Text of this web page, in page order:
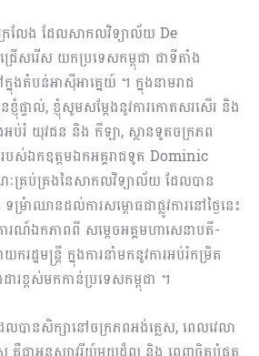
ៃលែង​ ដែល​សាកលវិទ្យាល័យ De
សរើស យកប្រទេសកម្ពុជា ជាទីតាំង​
ងតំបន់​អាស៊ីអាគ្នេយ៍ ។ ក្នុងនាមរាជ
ខ្ញុំផ្ទាល់, ខ្ញុំសូមសម្តែងនូវការកោតសរសើរ និង
អប់រំ យុវជន និង កីឡា, ស្ថាន​ទូត​ចក្រភព
បស់ឯកឧត្តមឯកអគ្គរាជទូត Dominic
រប់គ្រងនៃសាកលវិទ្យាល័យ​ ដែលបាន
ម្រំាឈានដល់​ការសម្ពោធជាផ្លូវការនៅថ្ងៃនេះ
ណ៍ឯកភាព​ពី សម្តេចអគ្គមហាសេនាបតី-
ដ្ឋមន្ត្រី ក្នុងការនាំមកនូវការអប់រំកម្រិត
ារខ្ពស់មកកាន់​ប្រទេសកម្ពុជា ។​
បានសិក្សានៅចក្រភពអង់គ្លេស​​, ពេលវេលា